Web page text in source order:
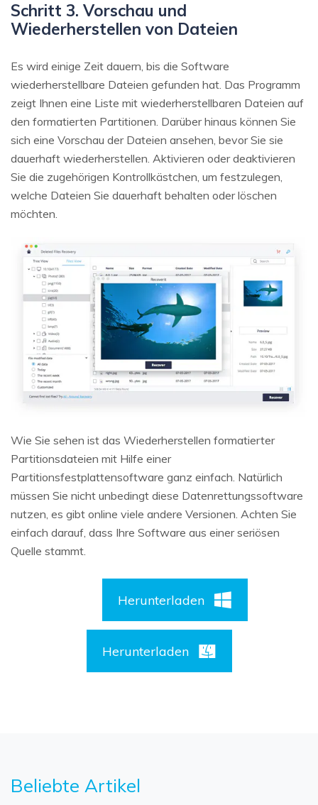
Schritt 3. Vorschau und
Wiederherstellen von Dateien
Es wird einige Zeit dauern, bis die Software
wiederherstellbare Dateien gefunden hat. Das Programm
zeigt Ihnen eine Liste mit wiederherstellbaren Dateien auf
den formatierten Partitionen. Darüber hinaus können Sie
sich eine Vorschau der Dateien ansehen, bevor Sie sie
dauerhaft wiederherstellen. Aktivieren oder deaktivieren
Sie die zugehörigen Kontrollkästchen, um festzulegen,
welche Dateien Sie dauerhaft behalten oder löschen
möchten.
Wie Sie sehen ist das Wiederherstellen formatierter
Partitionsdateien mit Hilfe einer
Partitionsfestplattensoftware ganz einfach. Natürlich
müssen Sie nicht unbedingt diese Datenrettungssoftware
nutzen, es gibt online viele andere Versionen. Achten Sie
einfach darauf, dass Ihre Software aus einer seriösen
Quelle stammt.
Herunterladen
Herunterladen
Beliebte Artikel